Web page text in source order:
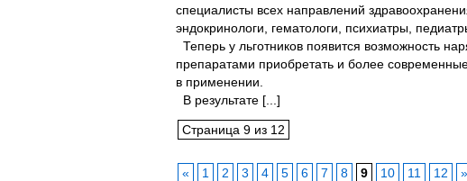
специалисты всех направлений
эндокринологи, гематологи, психиатры,
Теперь у льготников появится возможность
препаратами приобретать и более
в применении.
В результате [...]
Страница 9 из 12
« 1 2 3 4 5 6 7 8 9 10 11 12 »